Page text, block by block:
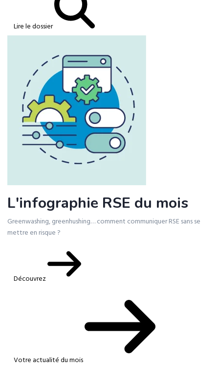
Lire le dossier
L'infographie RSE du mois
Greenwashing, greenhushing… comment communiquer RSE sans se
mettre en risque ?
Découvrez
Votre actualité du mois